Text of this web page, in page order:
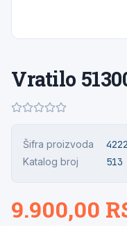
Vratilo
Šifra proizvoda 4222
Katalog broj
9.900,00